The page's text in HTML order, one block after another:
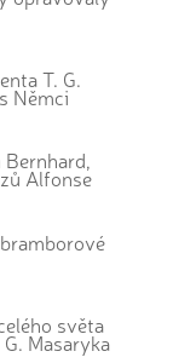
T. G.
Němci
Alfonse
světa
Masaryka